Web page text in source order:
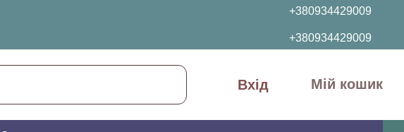
+380934429009
+380934429009
Вхід Мій кошик